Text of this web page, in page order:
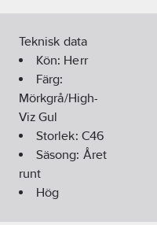
Teknisk data
Kön: Herr
Färg:
Mörkgrå/High-
Viz Gul
Storlek: C46
Säsong: Året
runt
Hög